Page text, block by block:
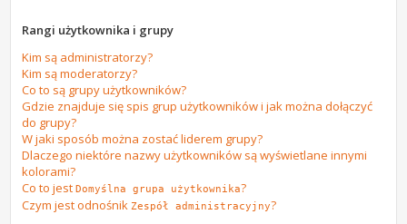
Rangi użytkownika i grupy
Kim są administratorzy?
Kim są moderatorzy?
Co to są grupy użytkowników?
Gdzie znajduje się spis grup użytkowników i jak można dołączyć
do grupy?
W jaki sposób można zostać liderem grupy?
Dlaczego niektóre nazwy użytkowników są wyświetlane innymi
kolorami?
Co to jestDomyślna grupa użytkownika?
Czym jest odnośnikZespół administracyjny?